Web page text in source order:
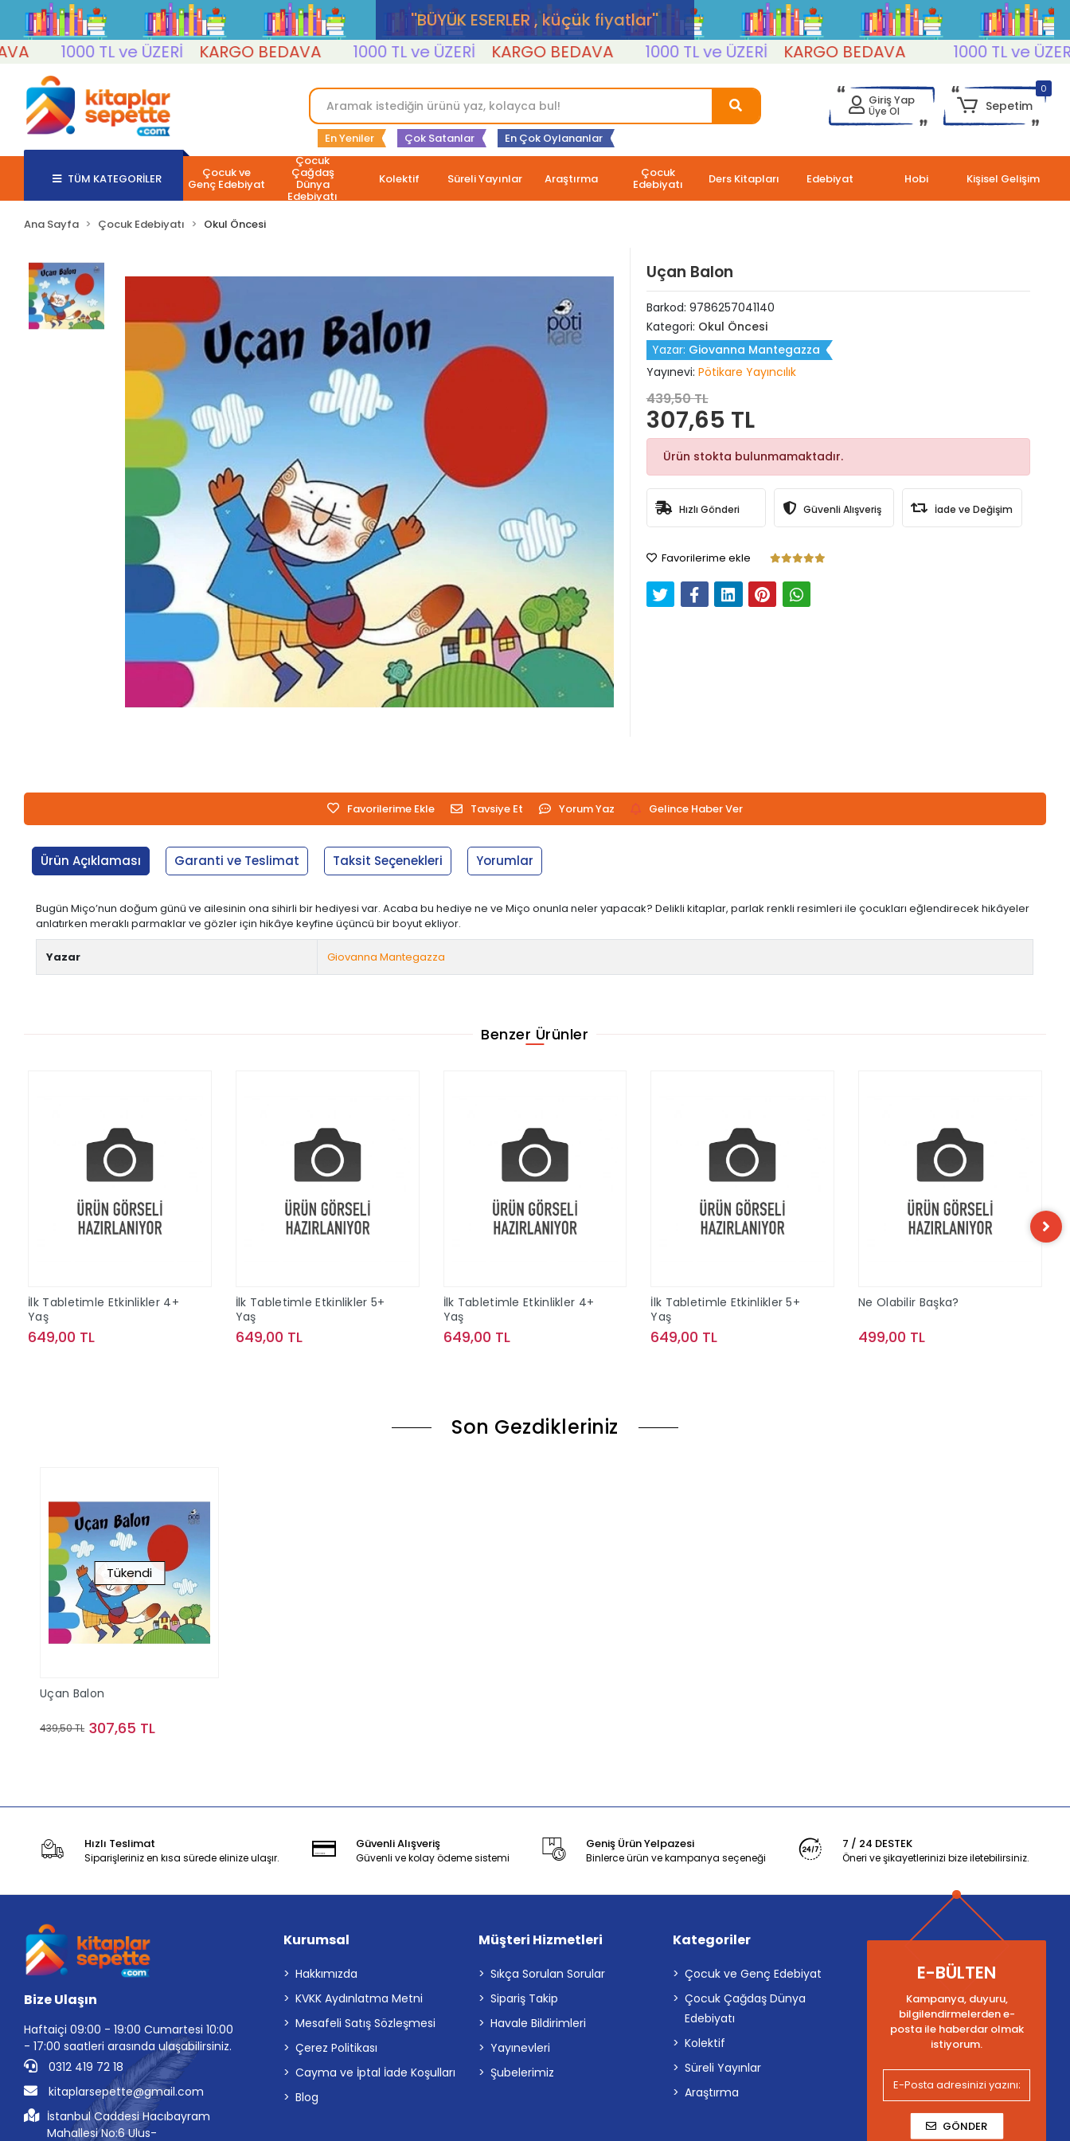
''BÜYÜK ESERLER , küçük fiyatlar''
1000 TL ve ÜZERİ
KARGO BEDAVA 1000 TL ve ÜZERİ KARGO BEDAVA 1000 TL ve ÜZERİ KARGO BEDAVA 1000 TL ve ÜZERİ
En Yeniler Çok Satanlar En Çok Oylananlar
Giriş Yap
Üye Ol
0
Sepetim
TÜM KATEGORİLER Çocuk ve
Genç Edebiyat
Çocuk
Çağdaş
Dünya
Edebiyatı
Kolektif Süreli Yayınlar Araştırma Çocuk
Edebiyatı Ders Kitapları Edebiyat Hobi Kişisel Gelişim
Ana Sayfa Çocuk Edebiyatı Okul Öncesi
Uçan Balon
Barkod: 9786257041140
Kategori: Okul Öncesi
Yazar: Giovanna Mantegazza
Yayınevi: Pötikare Yayıncılık
439,50 TL
307,65 TL
Ürün stokta bulunmamaktadır.
Hızlı Gönderi Güvenli Alışveriş İade ve Değişim
Favorilerime ekle
Favorilerime Ekle Tavsiye Et Yorum Yaz Gelince Haber Ver
Ürün Açıklaması Garanti ve Teslimat Taksit Seçenekleri Yorumlar
Bugün Miço’nun doğum günü ve ailesinin ona sihirli bir hediyesi var. Acaba bu hediye ne ve Miço onunla neler yapacak? Delikli kitaplar, parlak renkli resimleri ile çocukları eğlendirecek hikâyeler
anlatırken meraklı parmaklar ve gözler için hikâye keyfine üçüncü bir boyut ekliyor.
Yazar Giovanna Mantegazza
Benzer Ürünler
İlk Tabletimle Etkinlikler 4+
Yaş
649,00 TL
İlk Tabletimle Etkinlikler 5+
Yaş
649,00 TL
İlk Tabletimle Etkinlikler 4+
Yaş
649,00 TL
İlk Tabletimle Etkinlikler 5+
Yaş
649,00 TL
Ne Olabilir Başka?
499,00 TL
Son Gezdikleriniz
Tükendi
Uçan Balon
439,50 TL 307,65 TL
Hızlı Teslimat
Siparişleriniz en kısa sürede elinize ulaşır.
Güvenli Alışveriş
Güvenli ve kolay ödeme sistemi
Geniş Ürün Yelpazesi
Binlerce ürün ve kampanya seçeneği
7 / 24 DESTEK
Öneri ve şikayetlerinizi bize iletebilirsiniz.
Bize Ulaşın
Haftaiçi 09:00 - 19:00 Cumartesi 10:00
- 17:00 saatleri arasında ulaşabilirsiniz.
0312 419 72 18
kitaplarsepette@gmail.com
İstanbul Caddesi Hacıbayram
Mahallesi No:6 Ulus-
Kurumsal
Hakkımızda
KVKK Aydınlatma Metni
Mesafeli Satış Sözleşmesi
Çerez Politikası
Cayma ve İptal İade Koşulları
Blog
Müşteri Hizmetleri
Sıkça Sorulan Sorular
Sipariş Takip
Havale Bildirimleri
Yayınevleri
Şubelerimiz
Kategoriler
Çocuk ve Genç Edebiyat
Çocuk Çağdaş Dünya
Edebiyatı
Kolektif
Süreli Yayınlar
Araştırma
E-BÜLTEN
Kampanya, duyuru,
bilgilendirmelerden e-
posta ile haberdar olmak
istiyorum.
GÖNDER